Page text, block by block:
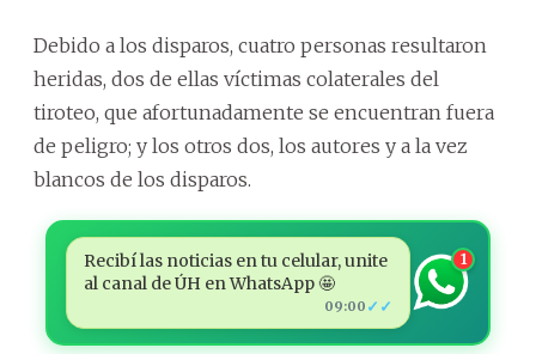
Debido a los disparos, cuatro personas resultaron
heridas, dos de ellas víctimas colaterales del
tiroteo, que afortunadamente se encuentran fuera
de peligro; y los otros dos, los autores y a la vez
blancos de los disparos.
Recibí las noticias en tu celular, unite
al canal de ÚH en WhatsApp 🤩
09:00 ✓✓
1